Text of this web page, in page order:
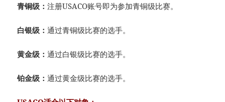
青铜级：注册USACO账号即为参加青铜级比赛。
白银级：通过青铜级比赛的选手。
黄金级：通过白银级比赛的选手。
铂金级：通过黄金级比赛的选手。